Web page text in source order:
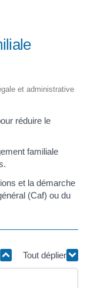
et administrative
réduire le
familiale
et la démarche
(Caf) ou du
Tout déplier